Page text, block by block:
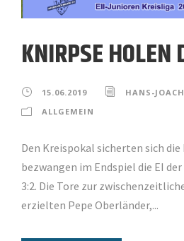
KNIRPSE HOLEN
15.06.2019
HANS-
ALLGEMEIN
Den Kreispokal sicherten sich die
bezwangen im Endspiel die EI
3:2. Die Tore zur
erzielten Pepe Oberländer,...